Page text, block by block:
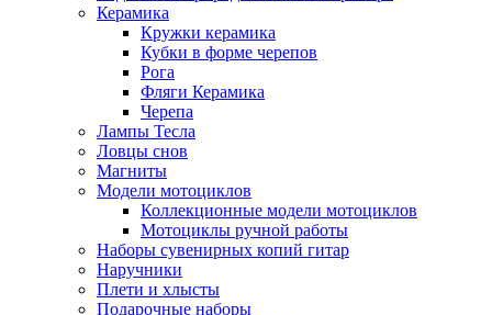
Керамика
Кружки керамика
Кубки в форме черепов
Рога
Фляги Керамика
Черепа
Лампы Тесла
Ловцы снов
Магниты
Модели мотоциклов
Коллекционные модели мотоциклов
Мотоциклы ручной работы
Наборы сувенирных копий гитар
Наручники
Плети и хлысты
Подарочные наборы